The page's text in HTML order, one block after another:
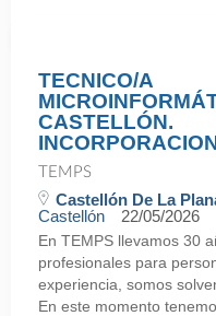
TECNICO/A
CASTELLÓN.
TEMPS
Castellón De La
Castellón
22/05/2026
En TEMPS llevamos 30
profesionales para
experiencia, somos
En este momento